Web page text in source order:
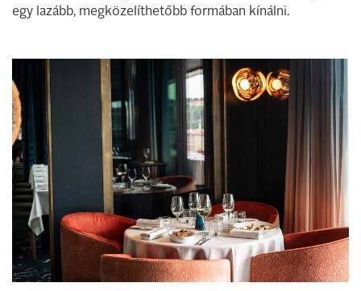
egy lazább, megközelíthetőbb formában kínálni.